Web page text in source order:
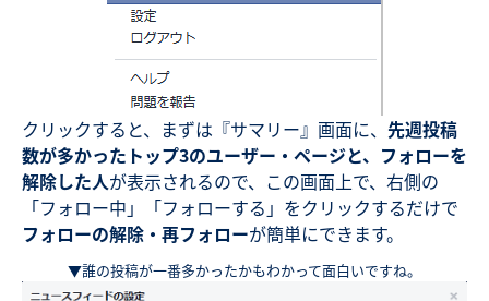
クリックすると、まずは『サマリー』画面に、 先週投稿
数が多かったトップ3のユーザー・ページと、フォローを
解除した人が表示されるので、この画面上で、右側の
「フォロー中」「フォローする」をクリックするだけで
フォローの解除・再フォローが簡単にできます。
▼誰の投稿が一番多かったかもわかって面白いですね。